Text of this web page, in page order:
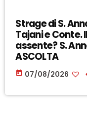
Strage di S.
Tajani e Conte.
assente? S.
ASCOLTA
today 07/08/2026